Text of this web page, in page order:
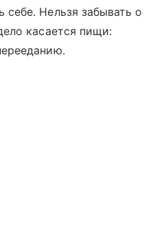
Нельзя забывать о
касается пищи: